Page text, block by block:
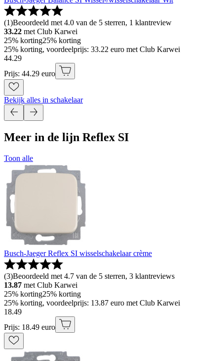
(1)Beoordeeld met 4.0 van de 5 sterren, 1 klantreview
33.22 met Club Karwei
25% korting25% korting
25% korting, voordeelprijs: 33.22 euro met Club Karwei
44.29
Prijs: 44.29 euro
Bekijk alles in schakelaar
Meer in de lijn Reflex SI
Toon alle
Busch-Jaeger Reflex SI wisselschakelaar crème
(3)Beoordeeld met 4.7 van de 5 sterren, 3 klantreviews
13.87 met Club Karwei
25% korting25% korting
25% korting, voordeelprijs: 13.87 euro met Club Karwei
18.49
Prijs: 18.49 euro